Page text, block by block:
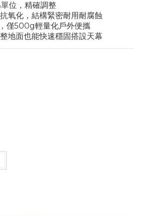
位，精確調整
氧化，結構緊密耐用耐腐蝕
僅500g輕量化戶外便攜
地面也能快速穩固搭設天幕